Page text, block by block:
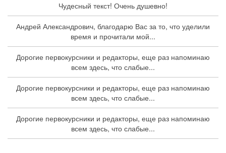
Чудесный текст! Очень душевно!
Андрей Александрович, благодарю Вас за то, что уделили
время и прочитали мой...
Дорогие первокурсники и редакторы, еще раз напоминаю
всем здесь, что слабые...
Дорогие первокурсники и редакторы, еще раз напоминаю
всем здесь, что слабые...
Дорогие первокурсники и редакторы, еще раз напоминаю
всем здесь, что слабые...